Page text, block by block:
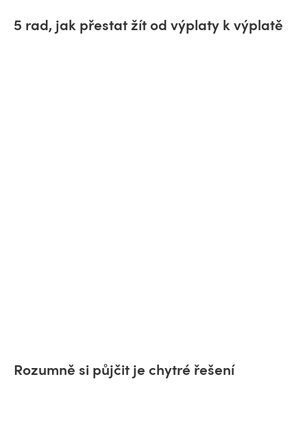
5 rad, jak přestat žít od výplaty k výplatě
Rozumně si půjčit je chytré řešení